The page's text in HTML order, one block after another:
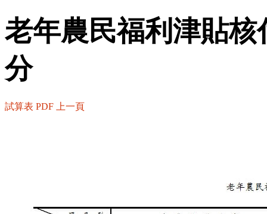
老年農民福利津貼
分
試算表 PDF 上一頁